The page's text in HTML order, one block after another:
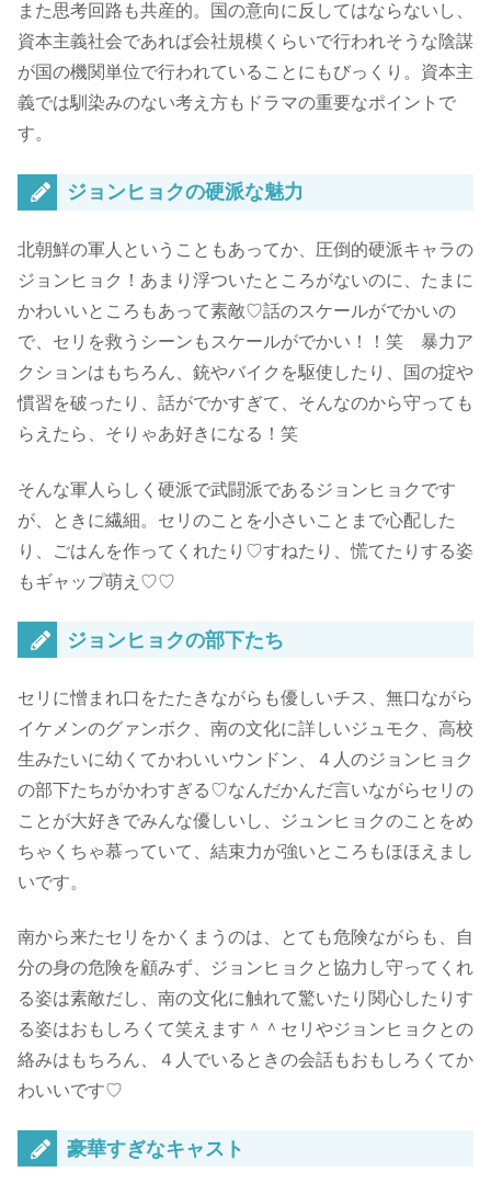
また思考回路も共産的。国の意向に反してはならないし、
資本主義社会であれば会社規模くらいで行われそうな陰謀
が国の機関単位で行われていることにもびっくり。 資本主
義では馴染みのない考え方もドラマの重要なポイントで
す。
ジョンヒョクの硬派な魅力
北朝鮮の軍人ということもあってか、圧倒的硬派キャラの
ジョンヒョク！あまり浮ついたところがないのに、たまに
かわいいところもあって素敵♡話のスケールがでかいの
で、セリを救うシーンもスケールがでかい！！笑 暴力ア
クションはもちろん、銃やバイクを駆使したり、国の掟や
慣習を破ったり、話がでかすぎて、そんなのから守っても
らえたら、そりゃあ好きになる！笑
そんな軍人らしく硬派で武闘派であるジョンヒョクです
が、ときに繊細。セリのことを小さいことまで心配した
り、ごはんを作ってくれたり♡すねたり、慌てたりする姿
もギャップ萌え♡♡
ジョンヒョクの部下たち
セリに憎まれ口をたたきながらも優しいチス、無口ながら
イケメンのグァンボク、南の文化に詳しいジュモク、高校
生みたいに幼くてかわいいウンドン、４人のジョンヒョク
の部下たちがかわすぎる♡なんだかんだ言いながらセリの
ことが大好きでみんな優しいし、ジュンヒョクのことをめ
ちゃくちゃ慕っていて、結束力が強いところもほほえまし
いです。
南から来たセリをかくまうのは、とても危険ながらも、自
分の身の危険を顧みず、ジョンヒョクと協力し守ってくれ
る姿は素敵だし、南の文化に触れて驚いたり関心したりす
る姿はおもしろくて笑えます＾＾セリやジョンヒョクとの
絡みはもちろん、４人でいるときの会話もおもしろくてか
わいいです♡
豪華すぎなキャスト